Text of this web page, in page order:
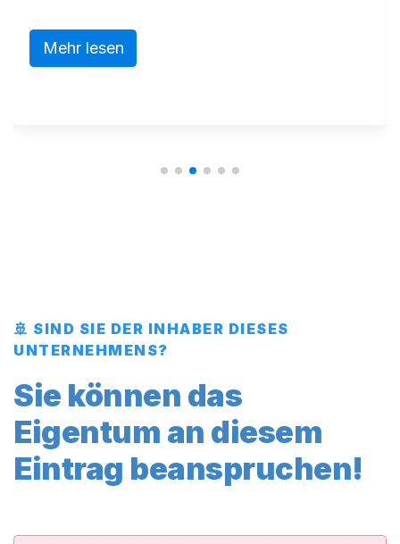
Mehr lesen
🚢 SIND SIE DER INHABER DIESES
UNTERNEHMENS?
Sie können das
Eigentum an diesem
Eintrag beanspruchen!